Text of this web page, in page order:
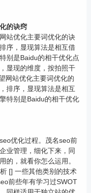
的诀窍
站优化主要词优化的诀
序，显现算法是相互借
别是Baidu的相干优化点
显现的维度，按拍照干
网站优化主要词优化的
排序，显现算法是相互
特别是Baidu的相干优化
优化过程。茂名seo前
业管理，细化下来，同
的，就看你怎么运用。
[] 一些其他类别的技术
前些年有学习过SWOT